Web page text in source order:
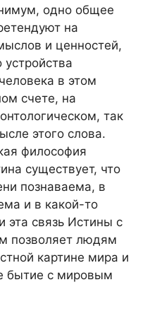
одно общее
на
и ценностей,
в этом
счете, на
так
этого слова.
философия
существует, что
познаваема, в
и в какой-то
эта связь Истины с
позволяет людям
картине мира и
бытие с мировым